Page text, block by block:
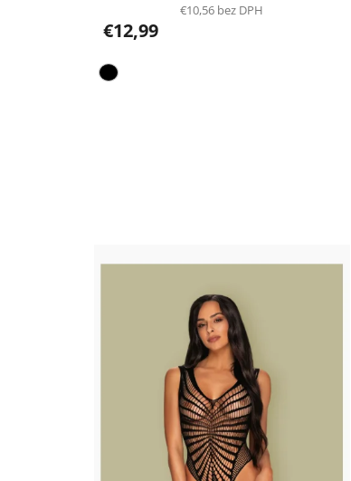
€10,56 bez DPH
€12,99